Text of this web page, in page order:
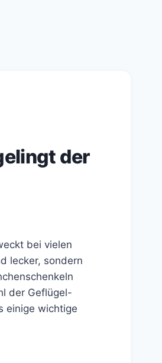
der
bei vielen
lecker, sondern
der Geflügel-
einige wichtige